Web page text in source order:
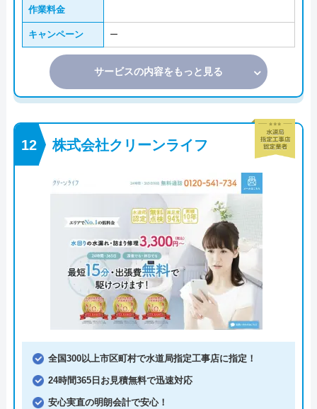
作業料金
キャンペーン ー
サービスの内容をもっと見る
株式会社クリーンライフ
全国300以上市区町村で水道局指定工事店に指定！
24時間365日お見積無料で迅速対応
安心実直の明朗会計で安心！